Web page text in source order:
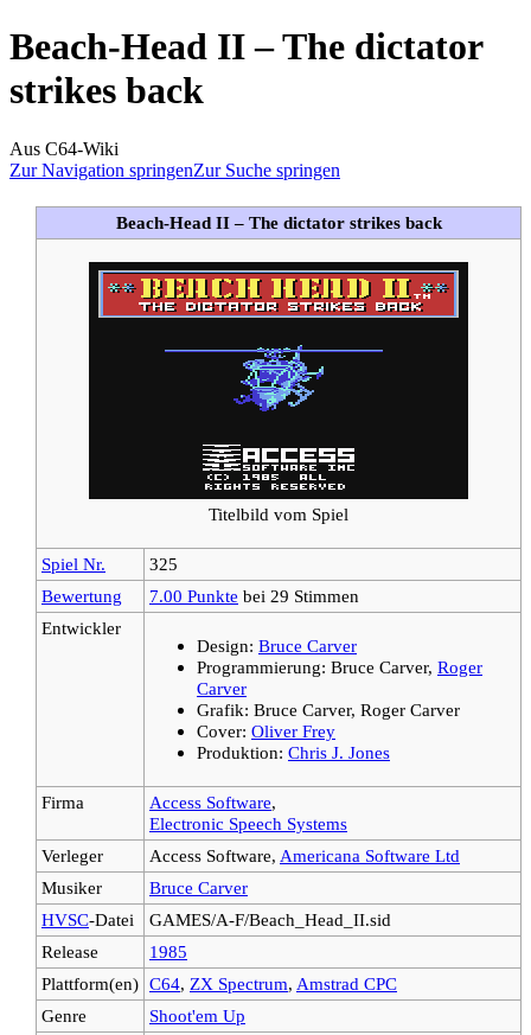
Beach-Head II – The dictator
strikes back
Aus C64-Wiki
Zur Navigation springenZur Suche springen
Beach-Head II – The dictator strikes back
Titelbild vom Spiel
Spiel Nr.
325
Bewertung
7.00 Punkte bei 29 Stimmen
Entwickler
Design: Bruce Carver
Programmierung: Bruce Carver, Roger
Carver
Grafik: Bruce Carver, Roger Carver
Cover: Oliver Frey
Produktion: Chris J. Jones
Firma Access Software,
Electronic Speech Systems
Verleger
Access Software, Americana Software Ltd
Musiker
Bruce Carver
HVSC-Datei
GAMES/A-F/Beach_Head_II.sid
Release
1985
Plattform(en) C64, ZX Spectrum, Amstrad CPC
Genre
Shoot'em Up